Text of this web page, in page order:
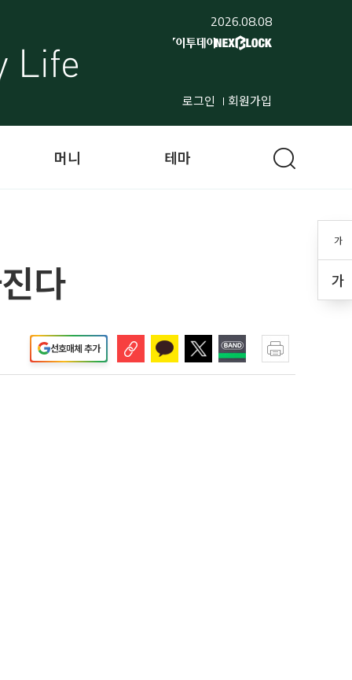
2026.08.08
로그인 회원가입
가
가
머니 테마
다
선호매체 추가